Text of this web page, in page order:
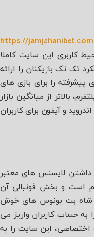
https://jamjahanibet.com
کاربری این سایت کاملا
تک‌ تک بازیکنان را ارائه
را برای بازی‌ های
بالاتر از میانگین بازار
و آیفون برای کاربران
لایسنس‌ های معتبر
است و بخش فوتبالی آن
در اختیار کاربران می‌ گذارد. شاه بت بونوس‌ های خوش‌
حساب کاربران واریز می‌
اختصاصی، این سایت را به